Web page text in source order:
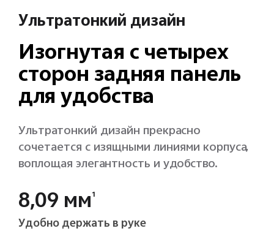
Ультратонкий дизайн
Изогнутая с четырех
сторон задняя панель
для удобства
Ультратонкий дизайн прекрасно
сочетается с изящными линиями корпуса,
воплощая элегантность и удобство.
8,09 мм1
Удобно держать в руке